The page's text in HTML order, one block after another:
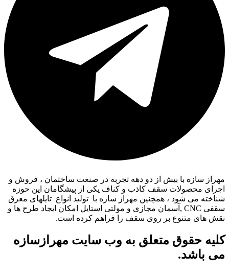
مهراز سازه با بیش از دو دهه تجربه در صنعت ساختمان ، فروش و
اجرای محصولات سقف کاذب و کناف یکی از پیشگامان این حوزه
شناخته می شود ، همچنین مهراز سازه با تولید انواع تایلهای معرق
سقفی CNC ,آسمان مجازی و مولتی استایل امکان ایجاد طرح ها و
نقش های متنوع بر روی سقف را فراهم کرده است.
کلیه حقوق متعلق به وب سایت مهرازسازه
می باشد.